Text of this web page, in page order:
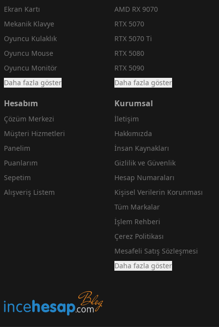
Ekran Kartı
Mekanik Klavye
Oyuncu Kulaklık
Oyuncu Mouse
Oyuncu Monitör
Daha fazla göster
AMD RX 9070
RTX 5070
RTX 5070 Ti
RTX 5080
RTX 5090
Daha fazla göster
Hesabım
Çözüm Merkezi
Müşteri Hizmetleri
Panelim
Puanlarım
Sepetim
Alışveriş Listem
Kurumsal
İletişim
Hakkımızda
İnsan Kaynakları
Gizlilik ve Güvenlik
Hesap Numaraları
Kişisel Verilerin Korunması
Tüm Markalar
İşlem Rehberi
Çerez Politikası
Mesafeli Satış Sözleşmesi
Daha fazla göster